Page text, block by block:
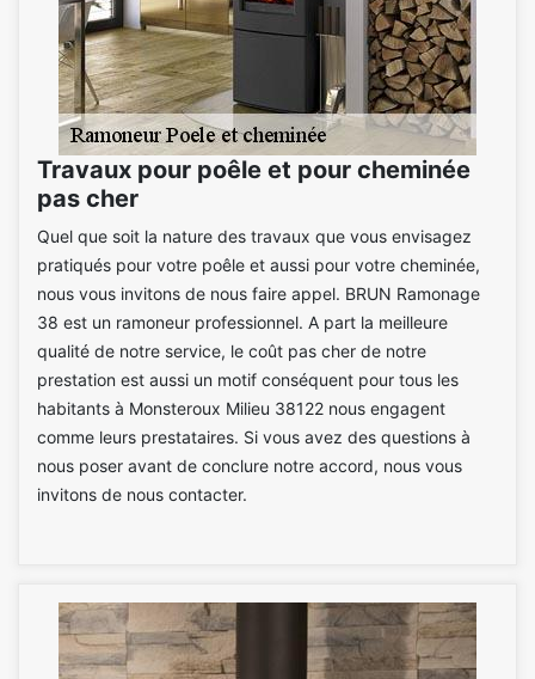
Travaux pour poêle et pour cheminée
pas cher
Quel que soit la nature des travaux que vous envisagez
pratiqués pour votre poêle et aussi pour votre cheminée,
nous vous invitons de nous faire appel. BRUN Ramonage
38 est un ramoneur professionnel. A part la meilleure
qualité de notre service, le coût pas cher de notre
prestation est aussi un motif conséquent pour tous les
habitants à Monsteroux Milieu 38122 nous engagent
comme leurs prestataires. Si vous avez des questions à
nous poser avant de conclure notre accord, nous vous
invitons de nous contacter.